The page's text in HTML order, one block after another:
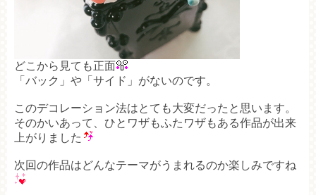
どこから見ても正面
「バック」や「サイド」がないのです。
このデコレーション法はとても大変だったと思います。
そのかいあって、ひとワザもふたワザもある作品が出来
上がりました
次回の作品はどんなテーマがうまれるのか楽しみですね